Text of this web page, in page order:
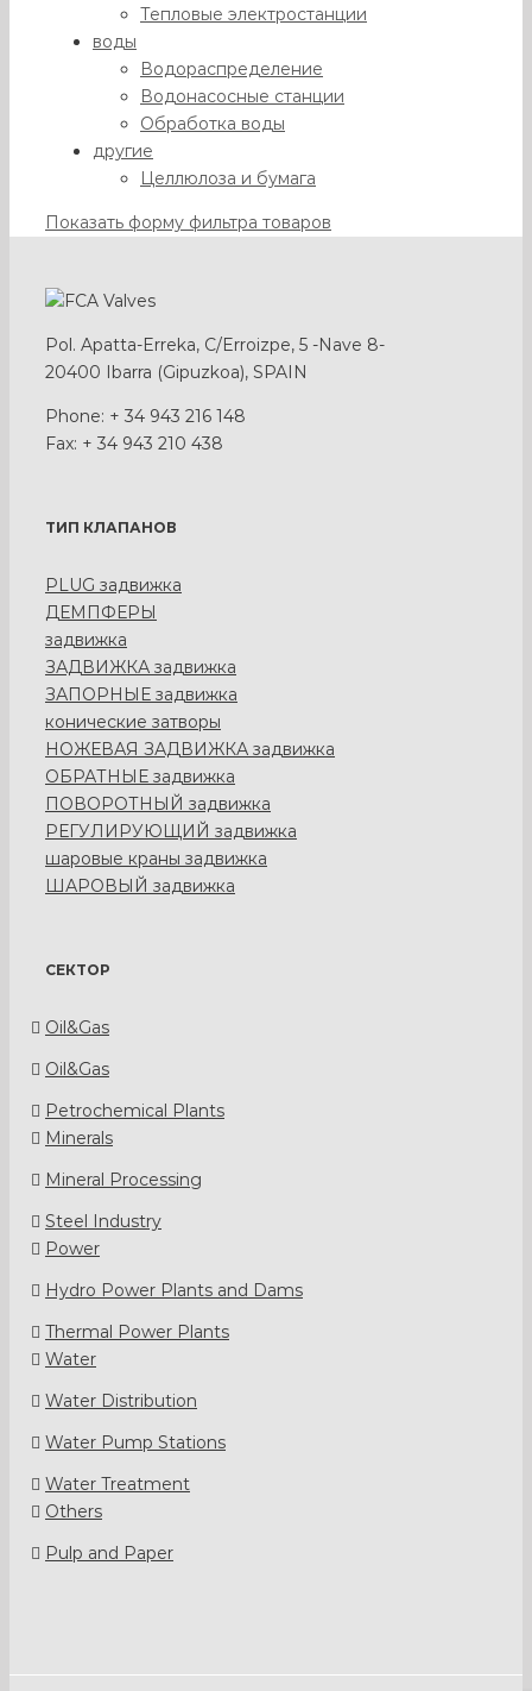
Тепловые электростанции
воды
Водораспределение
Водонасосные станции
Обработка воды
другие
Целлюлоза и бумага
Показать форму фильтра товаров
Pol. Apatta-Erreka, C/Erroizpe, 5 -Nave 8-
20400 Ibarra (Gipuzkoa), SPAIN
Phone: + 34 943 216 148
Fax: + 34 943 210 438
ТИП КЛАПАНОВ
PLUG задвижка
ДЕМПФЕРЫ
задвижка
ЗАДВИЖКА задвижка
ЗАПОРНЫЕ задвижка
конические затворы
НОЖЕВАЯ ЗАДВИЖКА задвижка
ОБРАТНЫЕ задвижка
ПОВОРОТНЫЙ задвижка
РЕГУЛИРУЮЩИЙ задвижка
шаровые краны задвижка
ШАРОВЫЙ задвижка
СЕКТОР
Oil&Gas
Oil&Gas
Petrochemical Plants
Minerals
Mineral Processing
Steel Industry
Power
Hydro Power Plants and Dams
Thermal Power Plants
Water
Water Distribution
Water Pump Stations
Water Treatment
Others
Pulp and Paper